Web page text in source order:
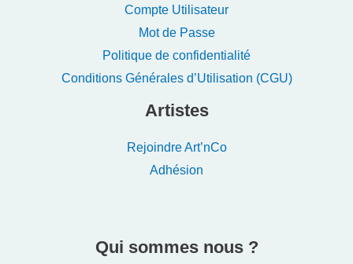
Compte Utilisateur
Mot de Passe
Politique de confidentialité
Conditions Générales d’Utilisation (CGU)
Artistes
Rejoindre Art’nCo
Adhésion
Qui sommes nous ?